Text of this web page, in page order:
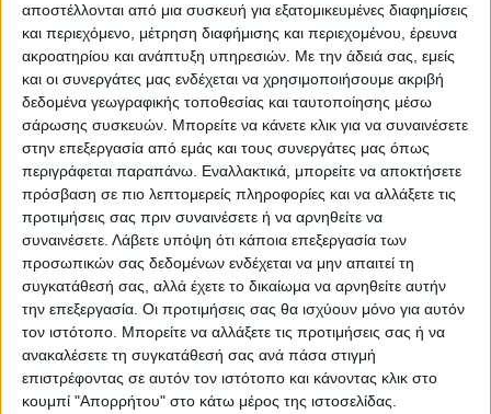
αποστέλλονται από μια συσκευή για εξατομικευμένες διαφημίσεις
και περιεχόμενο, μέτρηση διαφήμισης και περιεχομένου, έρευνα
ακροατηρίου και ανάπτυξη υπηρεσιών. Με την άδειά σας, εμείς
και οι συνεργάτες μας ενδέχεται να χρησιμοποιήσουμε ακριβή
δεδομένα γεωγραφικής τοποθεσίας και ταυτοποίησης μέσω
σάρωσης συσκευών. Μπορείτε να κάνετε κλικ για να συναινέσετε
στην επεξεργασία από εμάς και τους συνεργάτες μας όπως
περιγράφεται παραπάνω. Εναλλακτικά, μπορείτε να αποκτήσετε
πρόσβαση σε πιο λεπτομερείς πληροφορίες και να αλλάξετε τις
προτιμήσεις σας πριν συναινέσετε ή να αρνηθείτε να
συναινέσετε. Λάβετε υπόψη ότι κάποια επεξεργασία των
προσωπικών σας δεδομένων ενδέχεται να μην απαιτεί τη
συγκατάθεσή σας, αλλά έχετε το δικαίωμα να αρνηθείτε αυτήν
την επεξεργασία. Οι προτιμήσεις σας θα ισχύουν μόνο για αυτόν
τον ιστότοπο. Μπορείτε να αλλάξετε τις προτιμήσεις σας ή να
ανακαλέσετε τη συγκατάθεσή σας ανά πάσα στιγμή
επιστρέφοντας σε αυτόν τον ιστότοπο και κάνοντας κλικ στο
κουμπί "Απορρήτου" στο κάτω μέρος της ιστοσελίδας.
Θεοδόσης Κατσάρας
https://neosagon.gr
ΠΑΡΟΜΟΙΑ ΑΡΘΡΑ